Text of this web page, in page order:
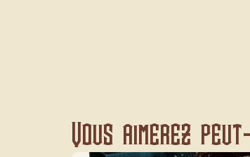
Vous aimerez